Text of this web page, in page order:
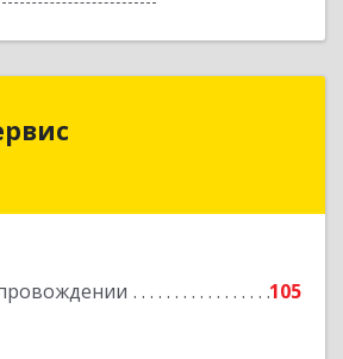
105
Осетия - Алания Респ,